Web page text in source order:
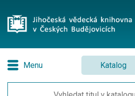
Menu Katalog